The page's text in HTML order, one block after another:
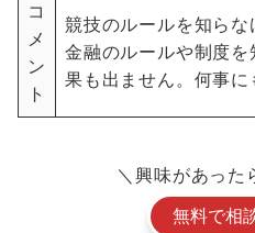
コ
メ
ン
ト
競技のルールを知ら
金融のルールや制度
果も出ません。何事に
＼興味があった
無料で相